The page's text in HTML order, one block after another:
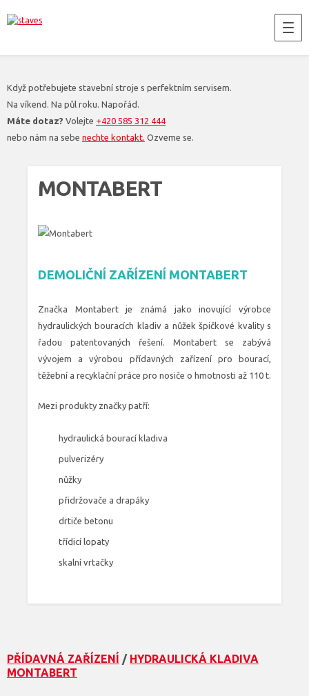
Když potřebujete stavební stroje s perfektním servisem.
Na víkend. Na půl roku. Napořád.
Máte dotaz? Volejte +420 585 312 444
nebo nám na sebe nechte kontakt. Ozveme se.
MONTABERT
DEMOLIČNÍ ZAŘÍZENÍ MONTABERT
Značka Montabert je známá jako inovující výrobce
hydraulických bouracích kladiv a nůžek špičkové kvality s
řadou patentovaných řešení. Montabert se zabývá
vývojem a výrobou přídavných zařízení pro bourací,
těžební a recyklační práce pro nosiče o hmotnosti až 110 t.
Mezi produkty značky patří:
hydraulická bourací kladiva
pulverizéry
nůžky
přidržovače a drapáky
drtiče betonu
třídicí lopaty
skalní vrtačky
PŘÍDAVNÁ ZAŘÍZENÍ / HYDRAULICKÁ KLADIVA
MONTABERT